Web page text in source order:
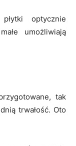
optycznie
umożliwiają
tak
trwałość. Oto